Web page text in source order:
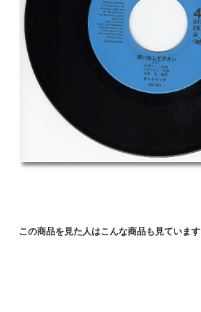
この商品を見た人はこんな商品も見ています